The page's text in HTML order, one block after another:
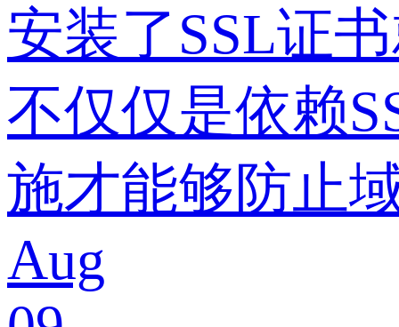
安装了SSL证
不仅仅是依赖
施才能够防止
Aug